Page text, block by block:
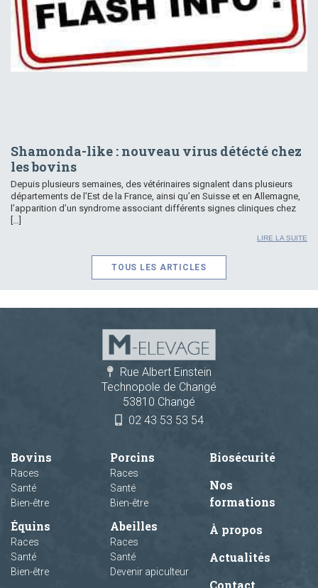
Shamonda-like : nouveau virus détécté chez
les bovins
Depuis plusieurs semaines, des vétérinaires signalent dans plusieurs
départements de l’Est de la France, ainsi qu’en Suisse et en Allemagne,
l’apparition d’un syndrome associant différents signes cliniques chez
[…]
LIRE LA SUITE
TOUS LES ARTICLES
Rue Albert Einstein
Technopole de Changé
53810 Changé
02 43 53 53 54
Bovins
Races
Santé
Bien-être
Équins
Races
Santé
Bien-être
Porcins
Races
Santé
Bien-être
Abeilles
Races
Santé
Devenir apiculteur
Biosécurité
Nos
formations
À propos
Actualités
Contact